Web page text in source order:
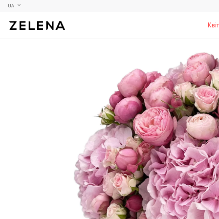
Колекційні моделі
Аксесуари для кабінету
Настільні ігри
Чоловічі аромати для дому
Аксесуари для бару
Вази для чоловіків
Столи
Стільці
Шафи, комоди та тумби
Елітні лампи та люстри
Підставки та п'єдестали
UA